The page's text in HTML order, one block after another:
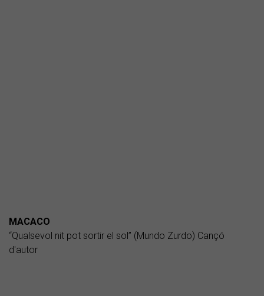
MACACO
“Qualsevol nit pot sortir el sol” (Mundo Zurdo) Cançó
d'autor